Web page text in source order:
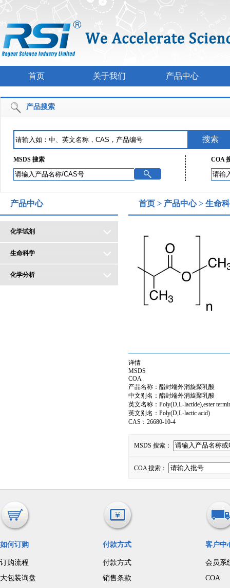
首页 关于我们 产品中心
产品搜索
MSDS 搜索 COA
产品中心
化学试剂
生命科学
化学分析
首页 > 产品中心> 生命
详情
MSDS
COA
产品名称：酯封端外消旋聚乳酸
中文别名：酯封端外消旋聚乳酸
英文名称：Poly(D,L-lactide),ester
英文别名：Poly(D,L-lactic acid)
CAS：26680-10-4
MSDS 搜索：
COA 搜索：
如何订购
订购流程
大包装询盘
付款方式
付款方式
销售条款
客户中
会员系
COA